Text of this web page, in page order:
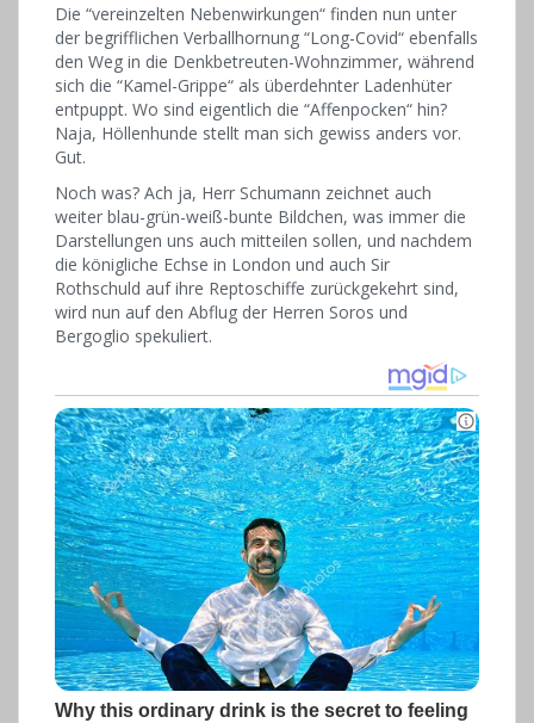
Die “vereinzelten Nebenwirkungen“ finden nun unter
der begrifflichen Verballhornung “Long-Covid“ ebenfalls
den Weg in die Denkbetreuten-Wohnzimmer, während
sich die “Kamel-Grippe“ als überdehnter Ladenhüter
entpuppt. Wo sind eigentlich die “Affenpocken“ hin?
Naja, Höllenhunde stellt man sich gewiss anders vor.
Gut.
Noch was? Ach ja, Herr Schumann zeichnet auch
weiter blau-grün-weiß-bunte Bildchen, was immer die
Darstellungen uns auch mitteilen sollen, und nachdem
die königliche Echse in London und auch Sir
Rothschuld auf ihre Reptoschiffe zurückgekehrt sind,
wird nun auf den Abflug der Herren Soros und
Bergoglio spekuliert.